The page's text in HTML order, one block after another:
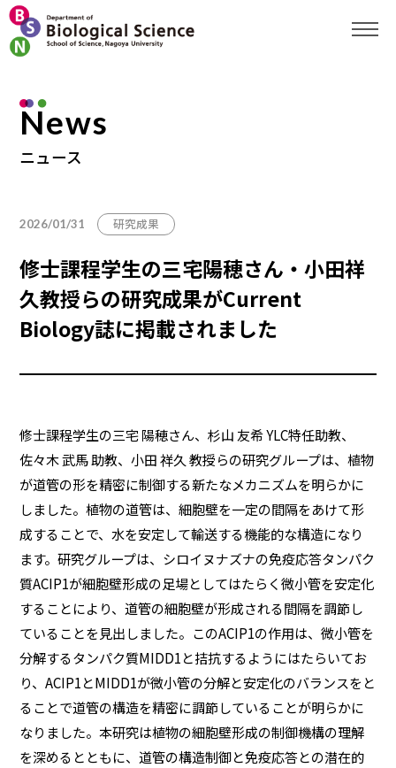
News
ニュース
2026/01/31 研究成果
修士課程学生の三宅陽穂さん・小田祥
久教授らの研究成果がCurrent
Biology誌に掲載されました
修士課程学生の三宅 陽穂さん、杉山 友希 YLC特任助教、
佐々木 武馬 助教、小田 祥久 教授らの研究グループは、植物
が道管の形を精密に制御する新たなメカニズムを明らかに
しました。植物の道管は、細胞壁を一定の間隔をあけて形
成することで、水を安定して輸送する機能的な構造になり
ます。研究グループは、シロイヌナズナの免疫応答タンパク
質ACIP1が細胞壁形成の足場としてはたらく微小管を安定化
することにより、道管の細胞壁が形成される間隔を調節し
ていることを見出しました。このACIP1の作用は、微小管を
分解するタンパク質MIDD1と拮抗するようにはたらいてお
り、ACIP1とMIDD1が微小管の分解と安定化のバランスをと
ることで道管の構造を精密に調節していることが明らかに
なりました。本研究は植物の細胞壁形成の制御機構の理解
を深めるとともに、道管の構造制御と免疫応答との潜在的